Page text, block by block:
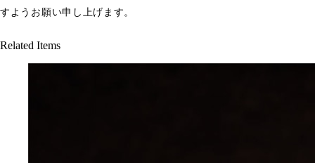
すようお願い申し上げます。
Related Items